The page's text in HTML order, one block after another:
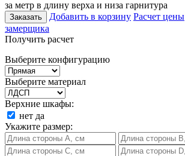
за метр в длину верха и низа гарнитура
Заказать Добавить в корзину Расчет цены
замерщика
Получить расчет
Выберите конфигурацию
Выберите материал
Верхние шкафы:
нет да
Укажите размер: